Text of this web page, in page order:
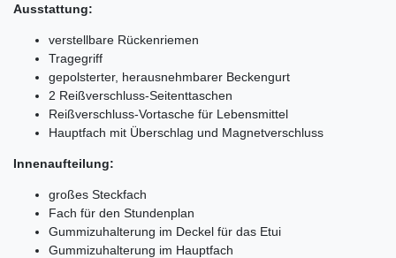
Ausstattung:
verstellbare Rückenriemen
Tragegriff
gepolsterter, herausnehmbarer Beckengurt
2 Reißverschluss-Seitenttaschen
Reißverschluss-Vortasche für Lebensmittel
Hauptfach mit Überschlag und Magnetverschluss
Innenaufteilung:
großes Steckfach
Fach für den Stundenplan
Gummizuhalterung im Deckel für das Etui
Gummizuhalterung im Hauptfach